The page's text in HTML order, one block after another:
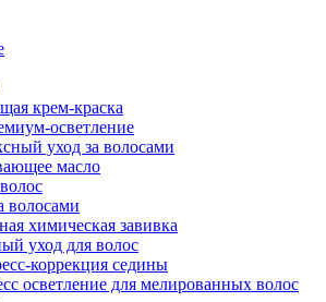
крем-краска
осветление
уход за волосами
масло
волосами
химическая завивка
уход для волос
коррекция седины
осветление для мелированных волос